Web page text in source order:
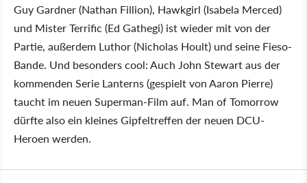
Guy Gardner (Nathan Fillion), Hawkgirl (Isabela Merced)
und Mister Terrific (Ed Gathegi) ist wieder mit von der
Partie, außerdem Luthor (Nicholas Hoult) und seine Fieso-
Bande. Und besonders cool: Auch John Stewart aus der
kommenden Serie Lanterns (gespielt von Aaron Pierre)
taucht im neuen Superman-Film auf. Man of Tomorrow
dürfte also ein kleines Gipfeltreffen der neuen DCU-
Heroen werden.